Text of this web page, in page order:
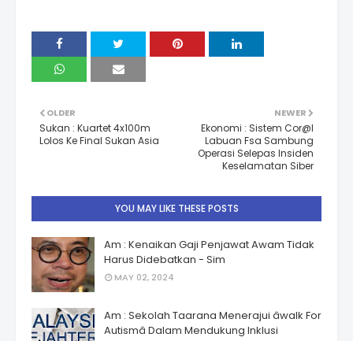
NEWER
Ekonomi : Sistem Cor@l
Labuan Fsa Sambung
Operasi Selepas Insiden
Keselamatan Siber
OLDER
Sukan : Kuartet 4x100m
Lolos Ke Final Sukan Asia
YOU MAY LIKE THESE POSTS
Am : Kenaikan Gaji Penjawat Awam Tidak
Harus Didebatkan - Sim
MAY 02, 2024
Am : Sekolah Taarana Menerajui âwalk For
Autismâ Dalam Mendukung Inklusi